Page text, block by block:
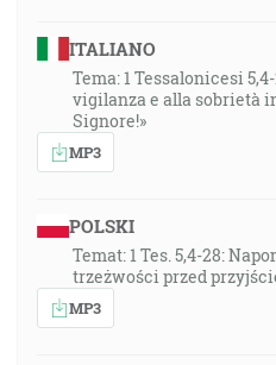
ITALIANO
Tema: 1 Tessalonicesi
vigilanza e alla sobrietà
Signore!»
MP3
POLSKI
Temat: 1 Tes. 5,4-28:
trzeżwości przed
MP3